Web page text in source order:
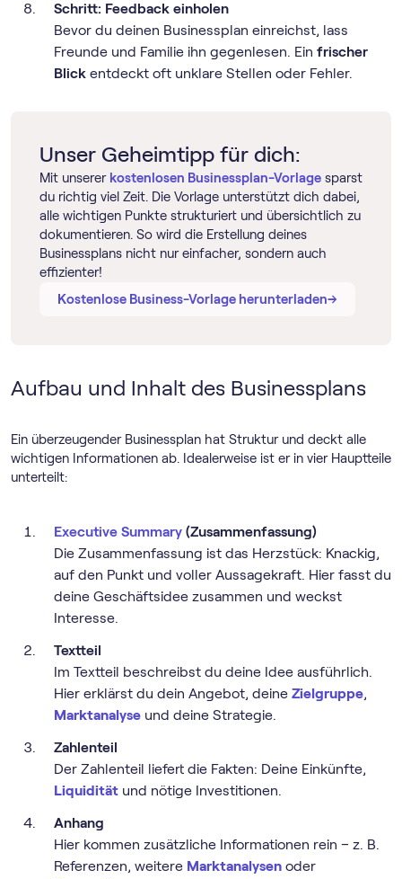
Schritt: Feedback einholen
Bevor du deinen Businessplan einreichst, lass
Freunde und Familie ihn gegenlesen. Ein frischer
Blick entdeckt oft unklare Stellen oder Fehler.
Unser Geheimtipp für dich:
Mit unserer kostenlosen Businessplan-Vorlage sparst
du richtig viel Zeit. Die Vorlage unterstützt dich dabei,
alle wichtigen Punkte strukturiert und übersichtlich zu
dokumentieren. So wird die Erstellung deines
Businessplans nicht nur einfacher, sondern auch
effizienter!
Kostenlose Business-Vorlage herunterladen→
→
Aufbau und Inhalt des Businessplans
Ein überzeugender Businessplan hat Struktur und deckt alle
wichtigen Informationen ab. Idealerweise ist er in vier Hauptteile
unterteilt:
Executive Summary (Zusammenfassung)
Die Zusammenfassung ist das Herzstück: Knackig,
auf den Punkt und voller Aussagekraft. Hier fasst du
deine Geschäftsidee zusammen und weckst
Interesse.
Textteil
Im Textteil beschreibst du deine Idee ausführlich.
Hier erklärst du dein Angebot, deine Zielgruppe,
Marktanalyse und deine Strategie.
Zahlenteil
Der Zahlenteil liefert die Fakten: Deine Einkünfte,
Liquidität und nötige Investitionen.
Anhang
Hier kommen zusätzliche Informationen rein – z. B.
Referenzen, weitere Marktanalysen oder